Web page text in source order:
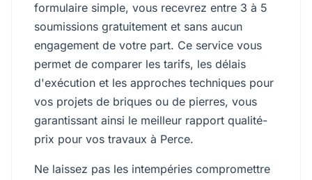
formulaire simple, vous recevrez entre 3 à 5
soumissions gratuitement et sans aucun
engagement de votre part. Ce service vous
permet de comparer les tarifs, les délais
d'exécution et les approches techniques pour
vos projets de briques ou de pierres, vous
garantissant ainsi le meilleur rapport qualité-
prix pour vos travaux à Perce.
Ne laissez pas les intempéries compromettre